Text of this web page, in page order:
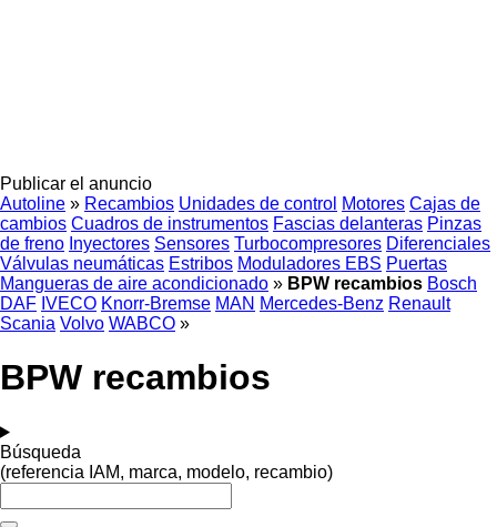
Publicar el anuncio
Autoline » Recambios Unidades de control Motores Cajas de
cambios Cuadros de instrumentos Fascias delanteras Pinzas
de freno Inyectores Sensores Turbocompresores Diferenciales
Válvulas neumáticas Estribos Moduladores EBS Puertas
Mangueras de aire acondicionado » BPW recambios Bosch
DAF IVECO Knorr-Bremse MAN Mercedes-Benz Renault
Scania Volvo WABCO »
BPW recambios
Búsqueda
(referencia IAM, marca, modelo, recambio)